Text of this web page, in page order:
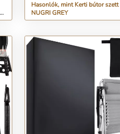
Hasonlók, mint Kerti bútor szett
NUGRI GREY